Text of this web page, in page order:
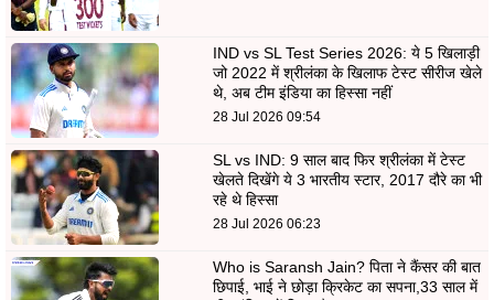
IND vs SL Test Series 2026: ये 5 खिलाड़ी
जो 2022 में श्रीलंका के खिलाफ टेस्ट सीरीज खेले
थे, अब टीम इंडिया का हिस्सा नहीं
28 Jul 2026 09:54
SL vs IND: 9 साल बाद फिर श्रीलंका में टेस्ट
खेलते दिखेंगे ये 3 भारतीय स्टार, 2017 दौरे का भी
रहे थे हिस्सा
28 Jul 2026 06:23
Who is Saransh Jain? पिता ने कैंसर की बात
छिपाई, भाई ने छोड़ा क्रिकेट का सपना,33 साल में